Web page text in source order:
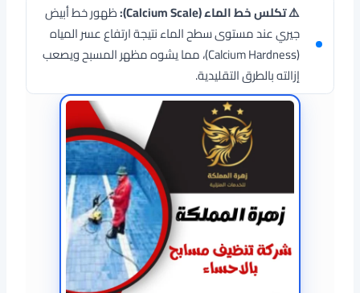
⚠️ تكلس خط الماء (Calcium Scale):
ظهور خط أبيض
جيري عند مستوى سطح الماء نتيجة ارتفاع عسر المياه
(Calcium Hardness)، مما يشوه مظهر المسبح ويصعب
إزالته بالطرق التقليدية.